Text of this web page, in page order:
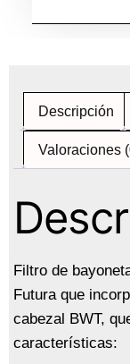
Descripción
Valoraciones
Filtro de
Futura que
cabezal BWT,
características: